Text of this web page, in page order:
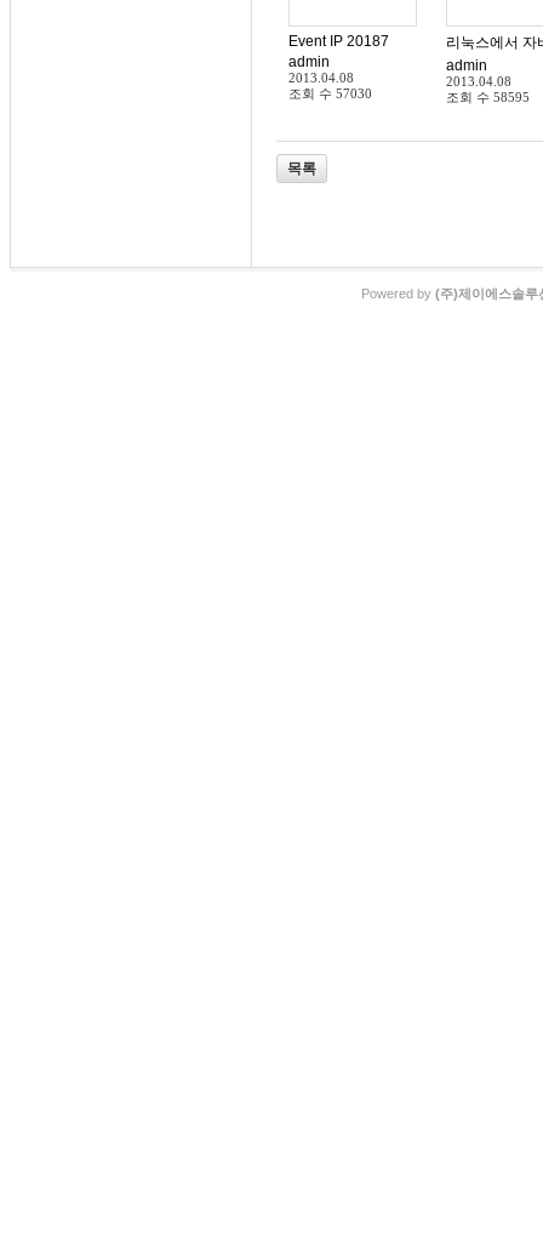
Event IP 20187
admin
2013.04.08
조회 수 57030
리눅스에서 자
admin
2013.04.08
조회 수 58595
목록
Powered by (주)제이에스솔루